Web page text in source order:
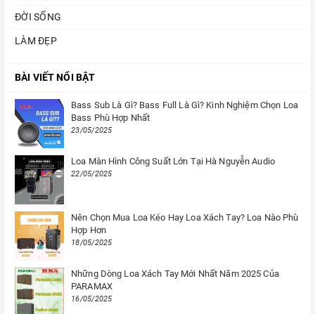
ĐỜI SỐNG
LÀM ĐẸP
BÀI VIẾT NỔI BẬT
Bass Sub Là Gì? Bass Full Là Gì? Kinh Nghiệm Chọn Loa
Bass Phù Hợp Nhất
23/05/2025
Loa Màn Hình Công Suất Lớn Tại Hà Nguyễn Audio
22/05/2025
Nên Chọn Mua Loa Kéo Hay Loa Xách Tay? Loa Nào Phù
Hợp Hơn
18/05/2025
Những Dòng Loa Xách Tay Mới Nhất Năm 2025 Của
PARAMAX
16/05/2025